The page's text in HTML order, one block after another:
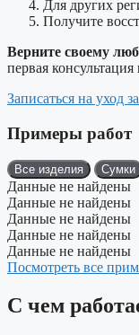
Для других
Получите
Верните своему
первая
Записаться на уход
Примеры работ
Все изделия Сумки
Данные не найдены
Данные не найдены
Данные не найдены
Данные не найдены
Данные не найдены
Посмотреть все
С чем